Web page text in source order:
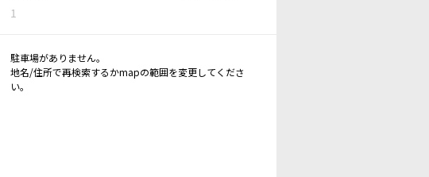
1
駐車場がありません。
地名/住所で再検索するかmapの範囲を変更してくださ
い。